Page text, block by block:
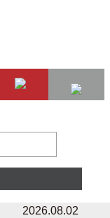
2026.08.02